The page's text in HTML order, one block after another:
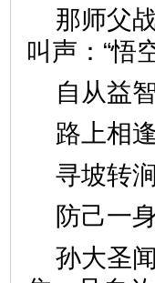
那师父
叫声：“
自从益
路上相
寻坡转
防己一
孙大圣